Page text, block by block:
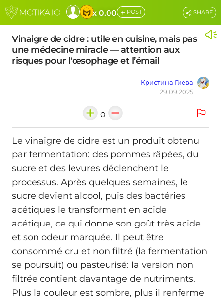
x 0.00 + POST
Vinaigre de cidre : utile en cuisine, mais pas
une médecine miracle — attention aux
risques pour l'œsophage et l’émail
Кристина Гиева
29.09.2025
SHARE
0
Le vinaigre de cidre est un produit obtenu
par fermentation: des pommes râpées, du
sucre et des levures déclenchent le
processus. Après quelques semaines, le
sucre devient alcool, puis des bactéries
acétiques le transforment en acide
acétique, ce qui donne son goût très acide
et son odeur marquée. Il peut être
consommé cru et non filtré (la fermentation
se poursuit) ou pasteurisé: la version non
filtrée contient davantage de nutriments.
Plus la couleur est sombre, plus il renferme